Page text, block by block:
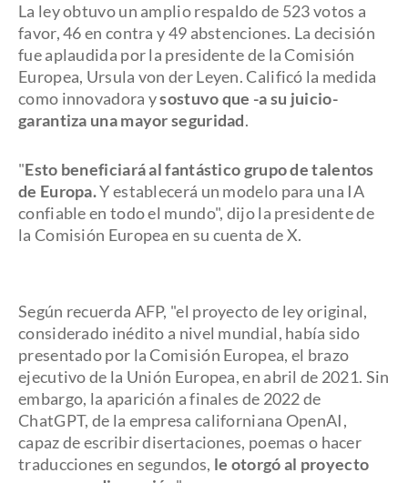
La ley obtuvo un amplio respaldo de 523 votos a
favor, 46 en contra y 49 abstenciones. La decisión
fue aplaudida por la presidente de la Comisión
Europea, Ursula von der Leyen. Calificó la medida
como innovadora ysostuvo que -a su juicio-
garantiza una mayor seguridad.
"Esto beneficiará al fantástico grupo de talentos
de Europa.Y establecerá un modelo para una IA
confiable en todo el mundo", dijo la presidente de
la Comisión Europea en su cuenta de X.
Según recuerda AFP, "el proyecto de ley original,
considerado inédito a nivel mundial, había sido
presentado por la Comisión Europea, el brazo
ejecutivo de la Unión Europea, en abril de 2021. Sin
embargo, la aparición a finales de 2022 de
ChatGPT, de la empresa californiana OpenAI,
capaz de escribir disertaciones, poemas o hacer
traducciones en segundos, le otorgó al proyecto